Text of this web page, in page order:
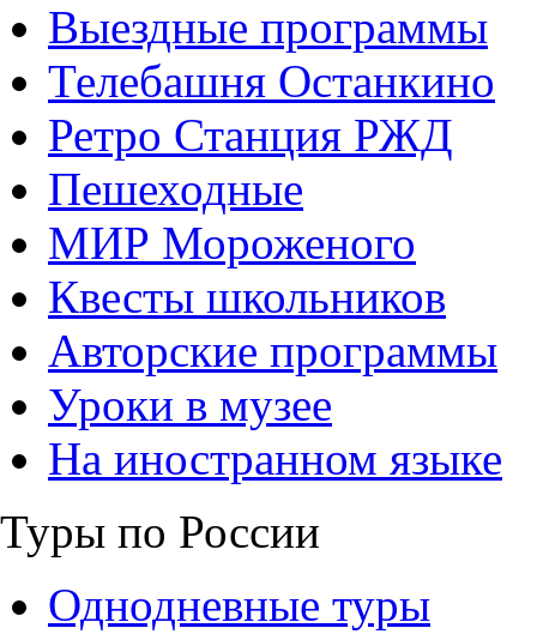
Выездные программы
Телебашня Останкино
Ретро Станция РЖД
Пешеходные
МИР Мороженого
Квесты школьников
Авторские программы
Уроки в музее
На иностранном языке
Туры по России
Однодневные туры